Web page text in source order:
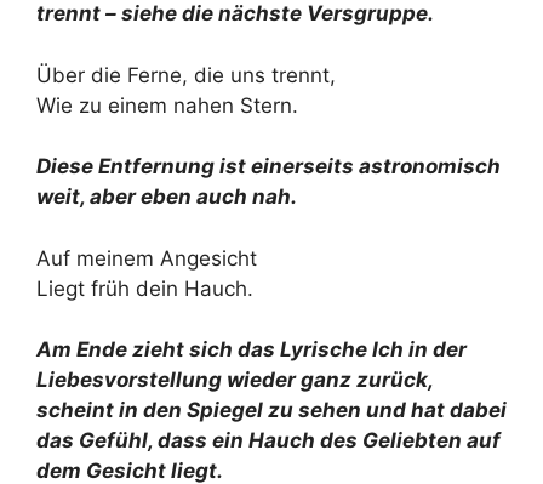
trennt – siehe die nächste Versgruppe.
Über die Ferne, die uns trennt,
Wie zu einem nahen Stern.
Diese Entfernung ist einerseits astronomisch
weit, aber eben auch nah.
Auf meinem Angesicht
Liegt früh dein Hauch.
Am Ende zieht sich das Lyrische Ich in der
Liebesvorstellung wieder ganz zurück,
scheint in den Spiegel zu sehen und hat dabei
das Gefühl, dass ein Hauch des Geliebten auf
dem Gesicht liegt.